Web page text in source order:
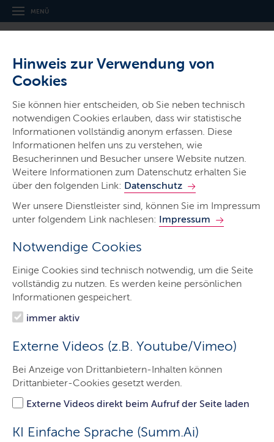
Hinweis zur Verwendung von
Cookies
Sie können hier entscheiden, ob Sie neben technisch
notwendigen Cookies erlauben, dass wir statistische
Informationen vollständig anonym erfassen. Diese
Informationen helfen uns zu verstehen, wie
Besucherinnen und Besucher unsere Website nutzen.
Weitere Informationen zum Datenschutz erhalten Sie
über den folgenden Link: Datenschutz
Wer unsere Dienstleister sind, können Sie im Impressum
unter folgendem Link nachlesen: Impressum
Notwendige Cookies
Einige Cookies sind technisch notwendig, um die Seite
vollständig zu nutzen. Es werden keine persönlichen
Informationen gespeichert.
immer aktiv
Externe Videos (z.B. Youtube/Vimeo)
Bei Anzeige von Drittanbietern-Inhalten können
Drittanbieter-Cookies gesetzt werden.
Externe Videos direkt beim Aufruf der Seite laden
KI Einfache Sprache (Summ.Ai)
MENÜ
Broschüren und Handreichungen zum
Themenbereich Sprache, Sprachbildung und
Sprachförderung
LETZTE AKTUALISIERUNG: 09.03.2026
Handreichungen des Landes zum Themenbereich